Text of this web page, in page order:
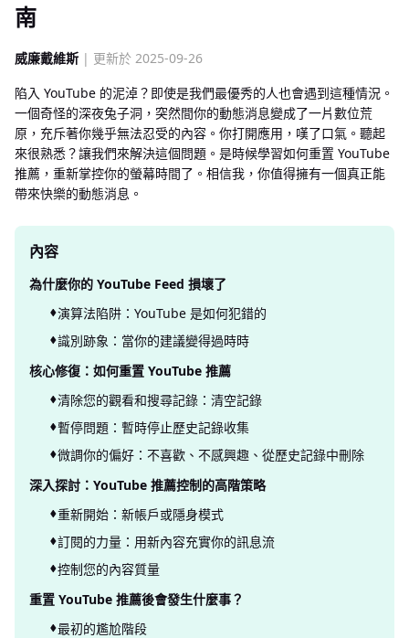
南
威廉戴維斯 | 更新於 2025-09-26
陷入 YouTube 的泥淖？即使是我們最優秀的人也會遇到這種情況。
一個奇怪的深夜兔子洞，突然間你的動態消息變成了一片數位荒
原，充斥著你幾乎無法忍受的內容。你打開應用，嘆了口氣。聽起
來很熟悉？讓我們來解決這個問題。是時候學習如何重置 YouTube
推薦，重新掌控你的螢幕時間了。相信我，你值得擁有一個真正能
帶來快樂的動態消息。
內容
為什麼你的 YouTube Feed 損壞了
演算法陷阱：YouTube 是如何犯錯的
識別跡象：當你的建議變得過時時
核心修復：如何重置 YouTube 推薦
清除您的觀看和搜尋記錄：清空記錄
暫停問題：暫時停止歷史記錄收集
微調你的偏好：不喜歡、不感興趣、從歷史記錄中刪除
深入探討：YouTube 推薦控制的高階策略
重新開始：新帳戶或隱身模式
訂閱的力量：用新內容充實你的訊息流
控制您的內容質量
重置 YouTube 推薦後會發生什麼事？
最初的尷尬階段